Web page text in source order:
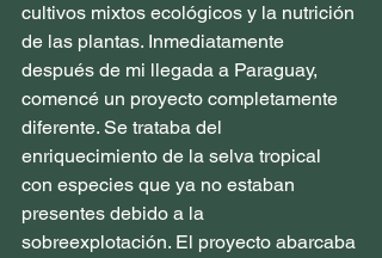
cultivos mixtos ecológicos y la nutrición
de las plantas. Inmediatamente
después de mi llegada a Paraguay,
comencé un proyecto completamente
diferente. Se trataba del
enriquecimiento de la selva tropical
con especies que ya no estaban
presentes debido a la
sobreexplotación. El proyecto abarcaba